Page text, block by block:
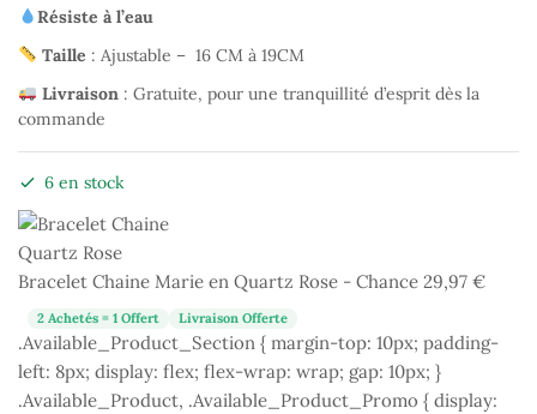
Résiste à l’eau
Taille : Ajustable – 16 CM à 19CM
Livraison: Gratuite, pour une tranquillité d’esprit dès la
commande
6 en stock
Bracelet Chaine Marie en Quartz Rose - Chance 29,97 €
2 Achetés = 1 Offert Livraison Offerte
.Available_Product_Section { margin-top: 10px; padding-
left: 8px; display: flex; flex-wrap: wrap; gap: 10px; }
.Available_Product, .Available_Product_Promo { display: